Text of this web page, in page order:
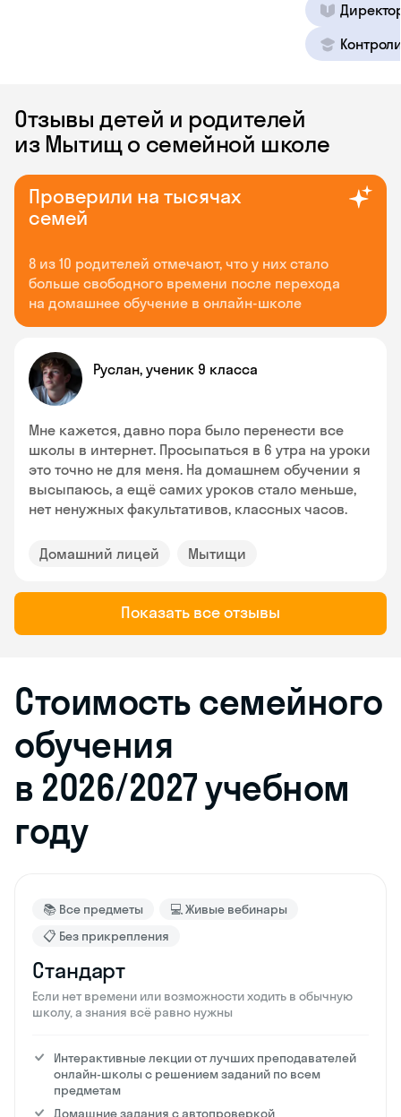
Отзывы детей и родителей
из Мытищ о семейной школе
Проверили на тысячах
семей
8 из 10 родителей отмечают, что у них стало
больше свободного времени после перехода
на домашнее обучение в онлайн-школе
Руслан, ученик 9 класса
Мне кажется, давно пора было перенести все
школы в интернет. Просыпаться в 6 утра на уроки
это точно не для меня. На домашнем обучении я
высыпаюсь, а ещё самих уроков стало меньше,
нет ненужных факультативов, классных часов.
Домашний лицей Мытищи
Показать все отзывы
Стоимость семейного
обучения
в 2026/2027 учебном
году
📚 Все предметы
💻 Живые вебинары
📋 Без прикрепления
Стандарт
Если нет времени или возможности ходить в обычную
школу, а знания всё равно нужны
Интерактивные лекции от лучших преподавателей
онлайн-школы с решением заданий по всем
предметам